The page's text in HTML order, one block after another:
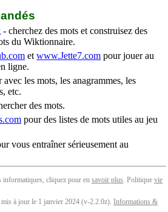
- cherchez des mots et construisez des
du Wiktionnaire.
et www.Jette7.com pour jouer au
ligne.
avec les mots, les anagrammes, les
etc.
des mots.
pour des listes de mots utiles au jeu
vous entraîner sérieusement au
informatiques, cliquez pour en savoir plus. Politique vie
à jour le 1 janvier 2024 (v-2.2.0z). Informations &